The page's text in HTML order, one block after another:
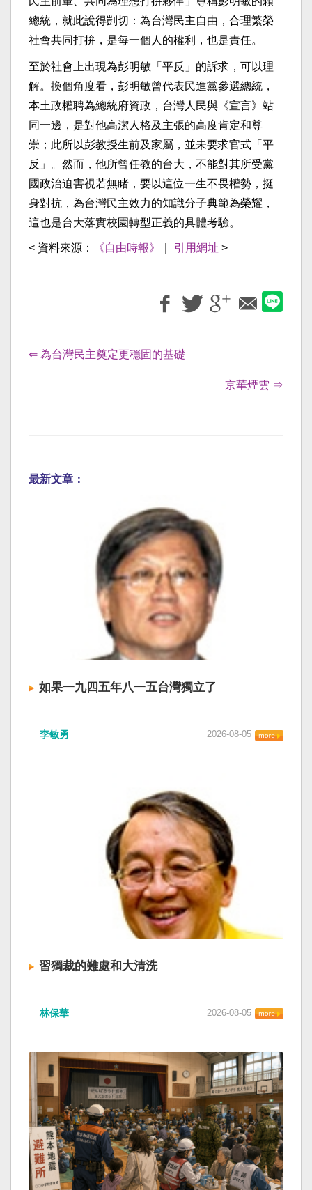
總統，就此說得剴切：為台灣民主自由，合理繁榮
社會共同打拚，是每一個人的權利，也是責任。
至於社會上出現為彭明敏「平反」的訴求，可以理
解。換個角度看，彭明敏曾代表民進黨參選總統，
本土政權聘為總統府資政，台灣人民與《宣言》站
同一邊，是對他高潔人格及主張的高度肯定和尊
崇；此所以彭教授生前及家屬，並未要求官式「平
反」。然而，他所曾任教的台大，不能對其所受黨
國政治迫害視若無睹，要以這位一生不畏權勢，挺
身對抗，為台灣民主效力的知識分子典範為榮耀，
這也是台大落實校園轉型正義的具體考驗。
< 資料來源： 《自由時報》 引用網址 >
⇐ 為台灣民主奠定更穩固的基礎
京華煙雲 ⇒
最新文章：
如果一九四五年八一五台灣獨立了
李敏勇 2026-08-05
習獨裁的難處和大清洗
林保華 2026-08-05